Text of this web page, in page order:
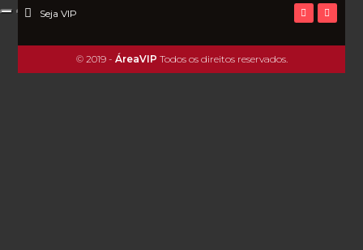
Seja VIP
© 2019 - ÁreaVIP Todos os direitos reservados.